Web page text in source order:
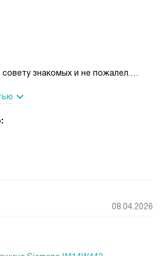
знакомых и не пожалел.
ванную, не занимая
использования оценил
не мешает домашней обстановке.
загрузки подбирает расход воды
платежи. Набор программ очень
цикл для повседневных вещей,
функция для удаления запахов.
08.04.2026